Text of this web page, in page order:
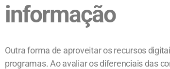
informação
Outra forma de aproveitar os recursos
programas. Ao avaliar os diferenciais das